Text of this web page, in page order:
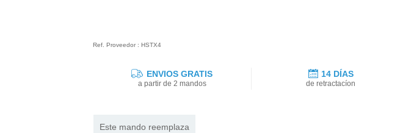
Ref. Proveedor : HSTX4
ENVIOS GRATIS
a partir de 2 mandos
14 DÍAS
de retractacíon
Este mando reemplaza